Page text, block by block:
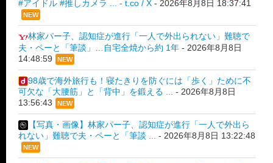
#アイドル #推しカメラ ... - t.co / X - 2026年8月8日 18:37:41
NEW
林家パー子、認知症が進行「一人で外出られない」難聴で
夫・ペーと「筆談」…自宅全焼から約 1年 - 2026年8月8日
14:48:59
NEW
98歳で海外旅行も！寝たきりを防ぐには「歩く」ために不
可欠な「大腰筋」と「背中」を鍛える ...
- 2026年8月8日
13:56:43
NEW
【写真・画像】林家パー子、認知症が進行「一人で外出ら
れない」難聴で夫・ペーと「筆談 ... - 2026年8月8日 13:22:48
NEW